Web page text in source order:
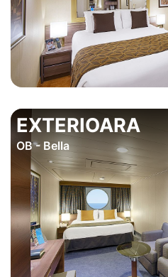
EXTERIOARA
OB - Bella